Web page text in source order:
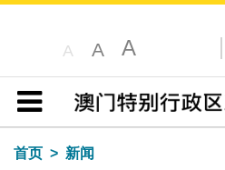
A A A
目录
首页
新闻